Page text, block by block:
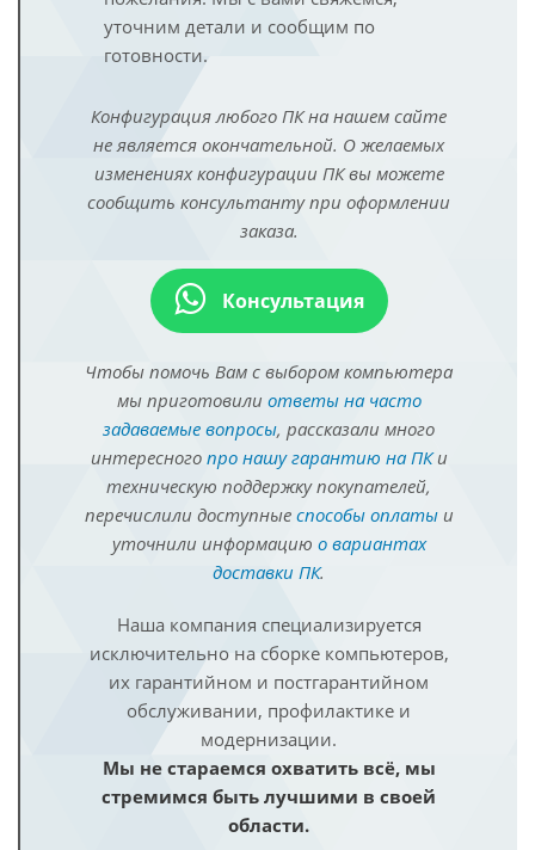
уточним детали и сообщим по
готовности.
Конфигурация любого ПК на нашем сайте
не является окончательной. О желаемых
изменениях конфигурации ПК вы можете
сообщить консультанту при оформлении
заказа.
Консультация
Чтобы помочь Вам с выбором компьютера
мы приготовили ответы на часто
задаваемые вопросы, рассказали много
интересного про нашу гарантию на ПКи
техническую поддержку покупателей,
перечислили доступные способы оплатыи
уточнили информацию о вариантах
доставки ПК.
Наша компания специализируется
исключительно на сборке компьютеров,
их гарантийном и постгарантийном
обслуживании, профилактике и
модернизации.
Мы не стараемся охватить всё, мы
стремимся быть лучшими в своей
области.